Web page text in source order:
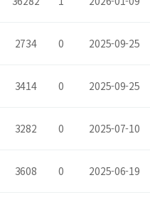
2734 0 2025-09-25
3414 0 2025-09-25
3282 0 2025-07-10
3608 0 2025-06-19